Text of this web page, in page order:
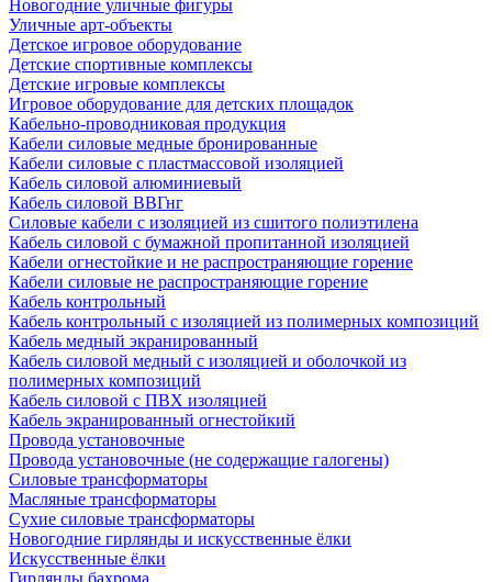
Новогодние уличные фигуры
Уличные арт-объекты
Детское игровое оборудование
Детские спортивные комплексы
Детские игровые комплексы
Игровое оборудование для детских площадок
Кабельно-проводниковая продукция
Кабели силовые медные бронированные
Кабели силовые с пластмассовой изоляцией
Кабель силовой алюминиевый
Кабель силовой ВВГнг
Силовые кабели с изоляцией из сшитого полиэтилена
Кабель силовой с бумажной пропитанной изоляцией
Кабели огнестойкие и не распространяющие горение
Кабели силовые не распространяющие горение
Кабель контрольный
Кабель контрольный с изоляцией из полимерных композиций
Кабель медный экранированный
Кабель силовой медный с изоляцией и оболочкой из
полимерных композиций
Кабель силовой с ПВХ изоляцией
Кабель экранированный огнестойкий
Провода установочные
Провода установочные (не содержащие галогены)
Силовые трансформаторы
Масляные трансформаторы
Сухие силовые трансформаторы
Новогодние гирлянды и искусственные ёлки
Искусственные ёлки
Гирлянды бахрома